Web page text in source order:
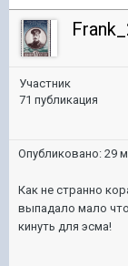
Участник
71 публикация
Опубликовано: 29
Как не странно
выпадало мало
кинуть для эсма!